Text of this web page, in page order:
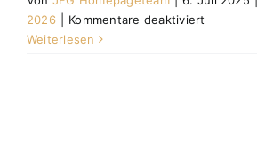
2026
Kommentare deaktiviert
Weiterlesen